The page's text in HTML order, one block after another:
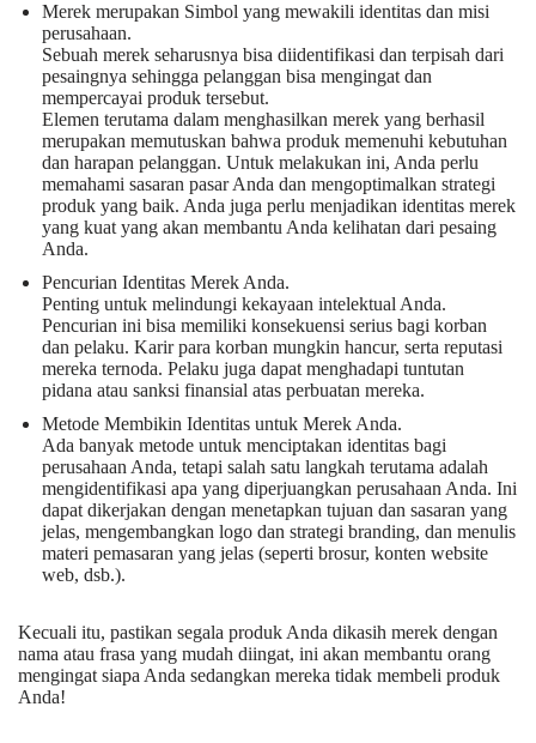
Merek merupakan Simbol yang mewakili identitas dan misi
perusahaan.
Sebuah merek seharusnya bisa diidentifikasi dan terpisah dari
pesaingnya sehingga pelanggan bisa mengingat dan
mempercayai produk tersebut.
Elemen terutama dalam menghasilkan merek yang berhasil
merupakan memutuskan bahwa produk memenuhi kebutuhan
dan harapan pelanggan. Untuk melakukan ini, Anda perlu
memahami sasaran pasar Anda dan mengoptimalkan strategi
produk yang baik. Anda juga perlu menjadikan identitas merek
yang kuat yang akan membantu Anda kelihatan dari pesaing
Anda.
Pencurian Identitas Merek Anda.
Penting untuk melindungi kekayaan intelektual Anda.
Pencurian ini bisa memiliki konsekuensi serius bagi korban
dan pelaku. Karir para korban mungkin hancur, serta reputasi
mereka ternoda. Pelaku juga dapat menghadapi tuntutan
pidana atau sanksi finansial atas perbuatan mereka.
Metode Membikin Identitas untuk Merek Anda.
Ada banyak metode untuk menciptakan identitas bagi
perusahaan Anda, tetapi salah satu langkah terutama adalah
mengidentifikasi apa yang diperjuangkan perusahaan Anda. Ini
dapat dikerjakan dengan menetapkan tujuan dan sasaran yang
jelas, mengembangkan logo dan strategi branding, dan menulis
materi pemasaran yang jelas (seperti brosur, konten website
web, dsb.).
Kecuali itu, pastikan segala produk Anda dikasih merek dengan
nama atau frasa yang mudah diingat, ini akan membantu orang
mengingat siapa Anda sedangkan mereka tidak membeli produk
Anda!